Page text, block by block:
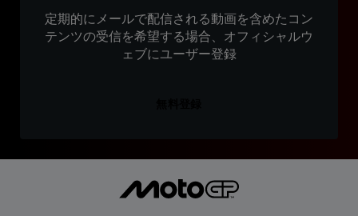
定期的にメールで配信される動画を含めたコン
テンツの受信を希望する場合、オフィシャルウ
ェブにユーザー登録